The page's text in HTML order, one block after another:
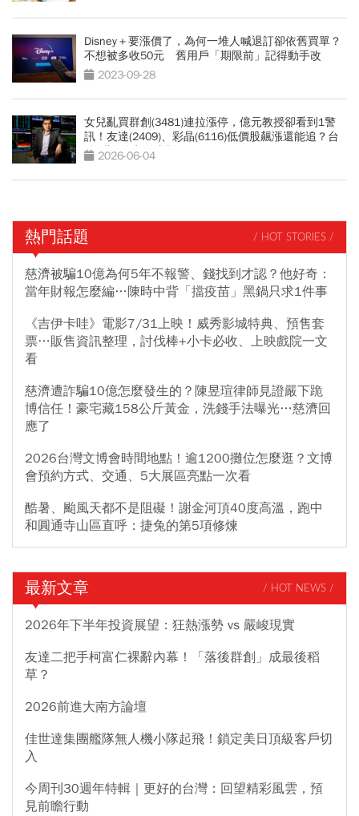
Disney＋要漲價了，為何一堆人喊退訂卻依舊買單？
不想被多收50元 舊用戶「期限前」記得動手改
2023-09-28
女兒亂買群創(3481)連拉漲停，億元教授卻看到1警
訊！友達(2409)、彩晶(6116)低價股飆漲還能追？台
股4萬6的生存法則
2026-06-04
熱門話題 / HOT STORIES /
慈濟被騙10億為何5年不報警、錢找到才認？他好奇：
當年財報怎麼編…陳時中背「擋疫苗」黑鍋只求1件事
《吉伊卡哇》電影7/31上映！威秀影城特典、預售套
票…販售資訊整理，討伐棒+小卡必收、上映戲院一文
看
慈濟遭詐騙10億怎麼發生的？陳昱瑄律師見證嚴下跪
博信任！豪宅藏158公斤黃金，洗錢手法曝光…慈濟回
應了
2026台灣文博會時間地點！逾1200攤位怎麼逛？文博
會預約方式、交通、5大展區亮點一次看
酷暑、颱風天都不是阻礙！謝金河頂40度高溫，跑中
和圓通寺山區直呼：捷兔的第5項修煉
最新文章 / HOT NEWS /
2026年下半年投資展望：狂熱漲勢 vs 嚴峻現實
友達二把手柯富仁裸辭內幕！「落後群創」成最後稻
草？
2026前進大南方論壇
佳世達集團艦隊無人機小隊起飛！鎖定美日頂級客戶切
入
今周刊30週年特輯｜更好的台灣：回望精彩風雲，預
見前瞻行動